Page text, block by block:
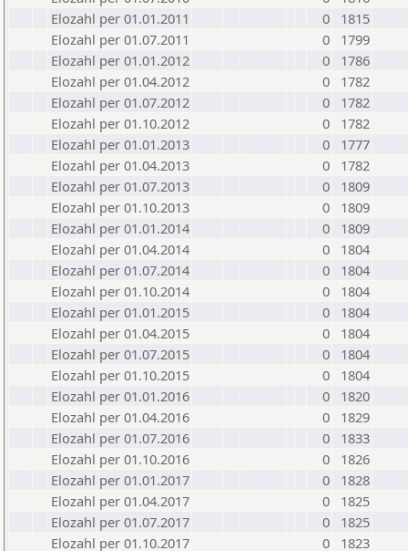
Elozahl per 01.01.2011
0
1815
Elozahl per 01.07.2011
0
1799
Elozahl per 01.01.2012
0
1786
Elozahl per 01.04.2012
0
1782
Elozahl per 01.07.2012
0
1782
Elozahl per 01.10.2012
0
1782
Elozahl per 01.01.2013
0
1777
Elozahl per 01.04.2013
0
1782
Elozahl per 01.07.2013
0
1809
Elozahl per 01.10.2013
0
1809
Elozahl per 01.01.2014
0
1809
Elozahl per 01.04.2014
0
1804
Elozahl per 01.07.2014
0
1804
Elozahl per 01.10.2014
0
1804
Elozahl per 01.01.2015
0
1804
Elozahl per 01.04.2015
0
1804
Elozahl per 01.07.2015
0
1804
Elozahl per 01.10.2015
0
1804
Elozahl per 01.01.2016
0
1820
Elozahl per 01.04.2016
0
1829
Elozahl per 01.07.2016
0
1833
Elozahl per 01.10.2016
0
1826
Elozahl per 01.01.2017
0
1828
Elozahl per 01.04.2017
0
1825
Elozahl per 01.07.2017
0
1825
Elozahl per 01.10.2017
0
1823